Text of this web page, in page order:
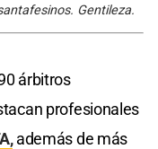
Gentileza.
árbitros
profesionales
además de más